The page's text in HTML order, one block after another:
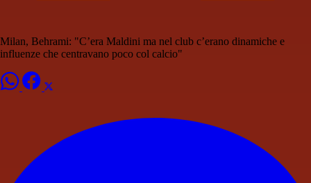
Milan, Behrami: "C’era Maldini ma nel club c’erano dinamiche e
influenze che centravano poco col calcio"